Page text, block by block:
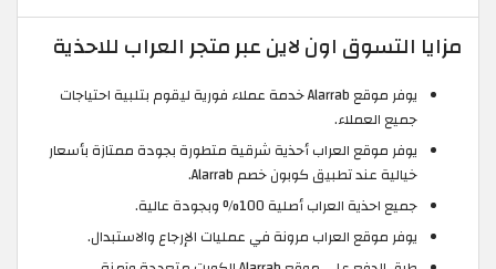
مزايا التسوق اون لاين عبر متجر العراب للاحذية
يوفر موقع Alarrab خدمة عملاء فورية ليقوم بتلبية احتياجات
جميع العملاء.
يوفر موقع العراب أحذية شرقية متطورة بجودة ممتازة بأسعار
خيالية عند تطبيق كوبون خصم Alarrab.
جميع احذية العراب أصلية 100% وبجودة عالية.
يوفر موقع العراب مرونة في عمليات الإرجاع والاستبدال.